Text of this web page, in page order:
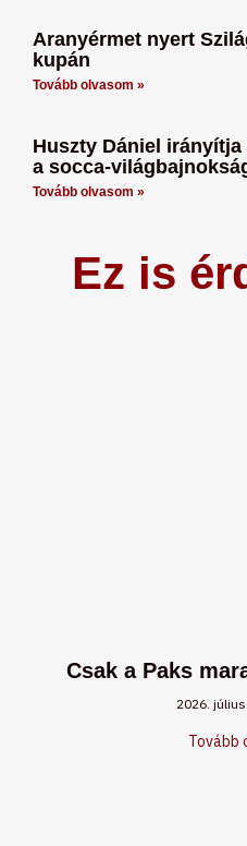
Aranyérmet nyert
kupán
Tovább olvasom »
Huszty Dániel
a socca-
Tovább olvasom »
Ez is
Csak a Paks
2026. július
Tovább